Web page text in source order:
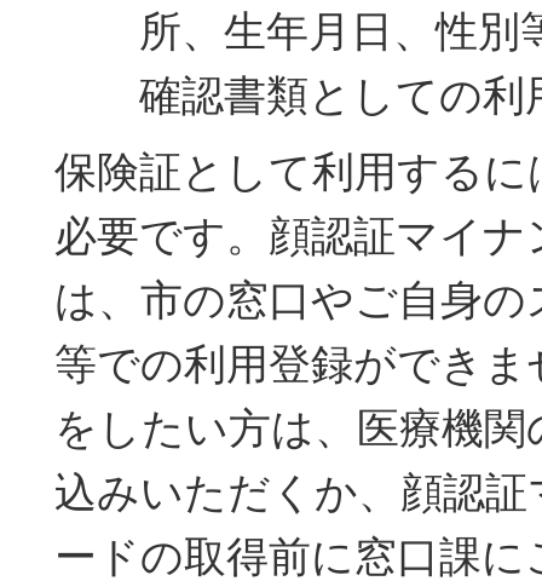
所、生年月日、性別
確認書類としての利
保険証として利用するに
必要です。顔認証マイ
は、市の窓口やご自身
等での利用登録ができ
をしたい方は、医療機
込みいただくか、顔認
ードの取得前に窓口課